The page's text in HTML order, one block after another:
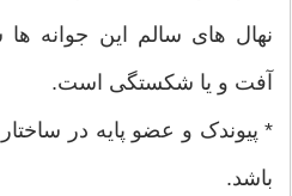
نهال های سالم این جوانه
آفت و یا شکستگی است.
* پیوندک و عضو پایه در
باشد.